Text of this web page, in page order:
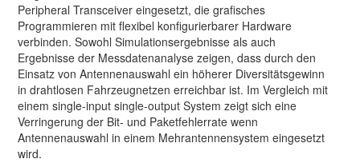
Peripheral Transceiver eingesetzt, die grafisches
Programmieren mit flexibel konfigurierbarer Hardware
verbinden. Sowohl Simulationsergebnisse als auch
Ergebnisse der Messdatenanalyse zeigen, dass durch den
Einsatz von Antennenauswahl ein höherer Diversitätsgewinn
in drahtlosen Fahrzeugnetzen erreichbar ist. Im Vergleich mit
einem single-input single-output System zeigt sich eine
Verringerung der Bit- und Paketfehlerrate wenn
Antennenauswahl in einem Mehrantennensystem eingesetzt
wird.